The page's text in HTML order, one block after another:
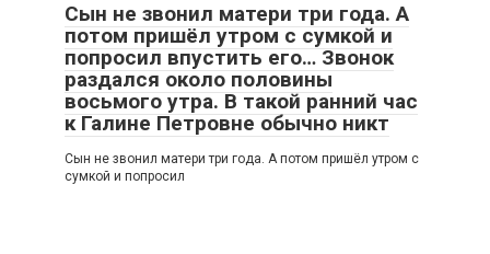
Сын не звонил матери три года. А
потом пришёл утром с сумкой и
попросил впустить его… Звонок
раздался около половины
восьмого утра. В такой ранний час
к Галине Петровне обычно никт
Сын не звонил матери три года. А потом пришёл утром с
сумкой и попросил